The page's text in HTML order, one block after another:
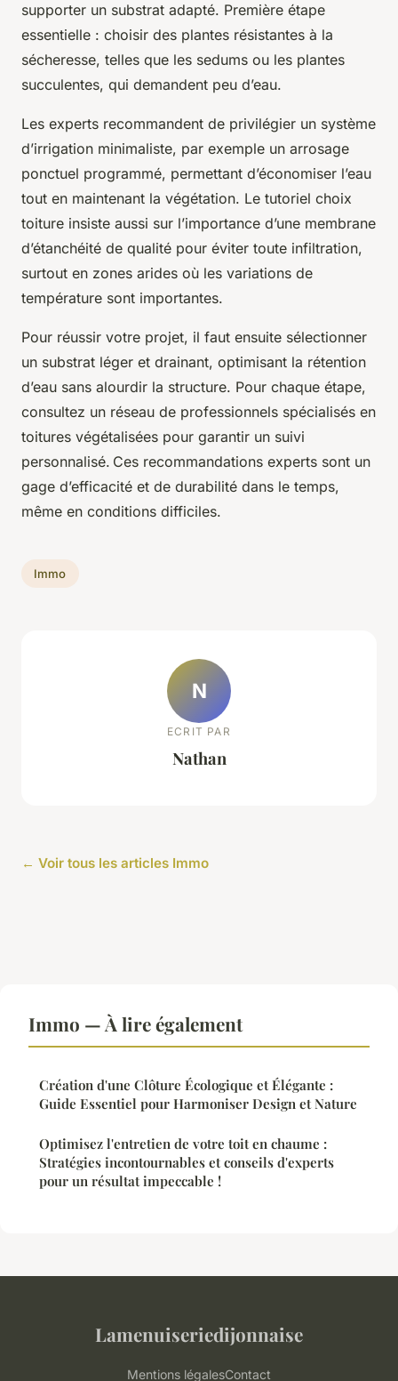
supporter un substrat adapté. Première étape
essentielle : choisir des plantes résistantes à la
sécheresse, telles que les sedums ou les plantes
succulentes, qui demandent peu d’eau.
Les experts recommandent de privilégier un système
d’irrigation minimaliste, par exemple un arrosage
ponctuel programmé, permettant d’économiser l’eau
tout en maintenant la végétation. Le tutoriel choix
toiture insiste aussi sur l’importance d’une membrane
d’étanchéité de qualité pour éviter toute infiltration,
surtout en zones arides où les variations de
température sont importantes.
Pour réussir votre projet, il faut ensuite sélectionner
un substrat léger et drainant, optimisant la rétention
d’eau sans alourdir la structure. Pour chaque étape,
consultez un réseau de professionnels spécialisés en
toitures végétalisées pour garantir un suivi
personnalisé. Ces recommandations experts sont un
gage d’efficacité et de durabilité dans le temps,
même en conditions difficiles.
Immo
N
ECRIT PAR
Nathan
← Voir tous les articles Immo
Immo — À lire également
Création d'une Clôture Écologique et Élégante :
Guide Essentiel pour Harmoniser Design et Nature
Optimisez l'entretien de votre toit en chaume :
Stratégies incontournables et conseils d'experts
pour un résultat impeccable !
Lamenuiseriedijonnaise
Mentions légalesContact